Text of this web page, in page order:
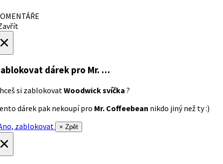
dárek pro Mr. …
si zablokovat Woodwick svíčka ?
dárek pak nekoupí pro Mr. Coffeebean nikdo jiný než ty :)
zablokovat
× Zpět